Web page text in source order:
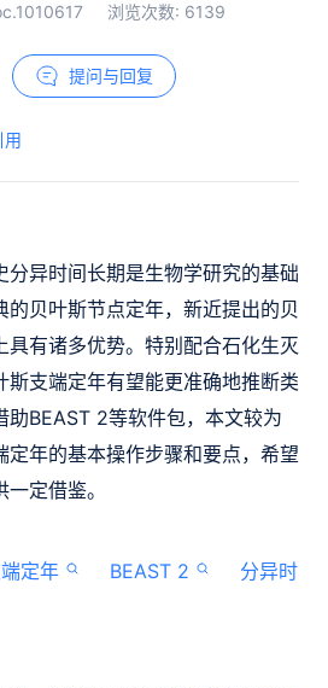
浏览次数: 6139
提问与回复
用
分异时间长期是生物学研究的基础
的贝叶斯节点定年，新近提出的贝
具有诸多优势。特别配合石化生灭
斯支端定年有望能更准确地推断类
助BEAST 2等软件包，本文较为
定年的基本操作步骤和要点，希望
定借鉴。
定年 BEAST 2
分异时